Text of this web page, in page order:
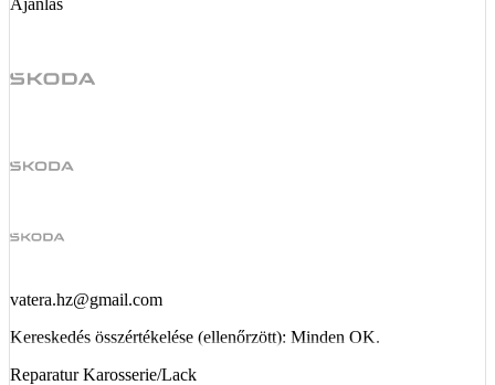
Ajánlás
vatera.hz@gmail.com
Kereskedés összértékelése (ellenőrzött): Minden OK.
Reparatur Karosserie/Lack